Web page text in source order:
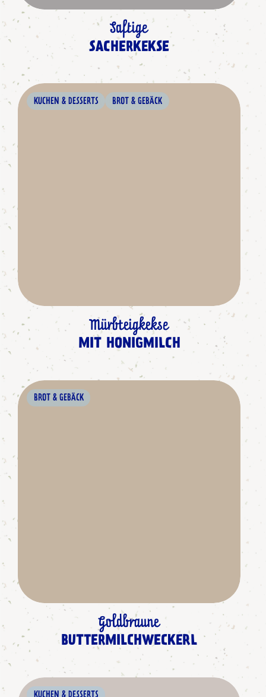
Saftige
SACHERKEKSE
KUCHEN & DESSERTS BROT & GEBÄCK
Mürbteigkekse
MIT HONIGMILCH
BROT & GEBÄCK
Goldbraune
BUTTERMILCHWECKERL